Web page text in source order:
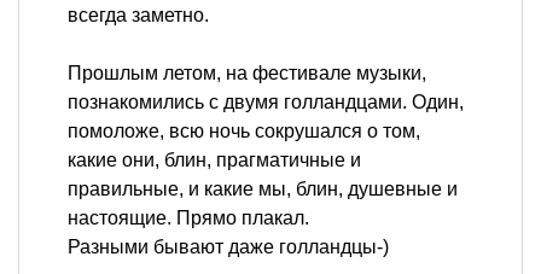
всегда заметно.
Прошлым летом, на фестивале музыки,
познакомились с двумя голландцами. Один,
помоложе, всю ночь сокрушался о том,
какие они, блин, прагматичные и
правильные, и какие мы, блин, душевные и
настоящие. Прямо плакал.
Разными бывают даже голландцы-)